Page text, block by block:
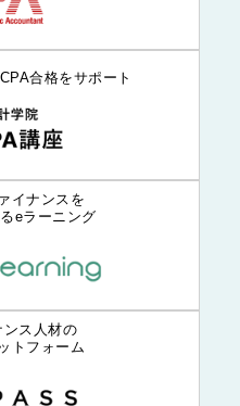
合格をサポート
イナンスを
eラーニング
ンス人材の
トフォーム